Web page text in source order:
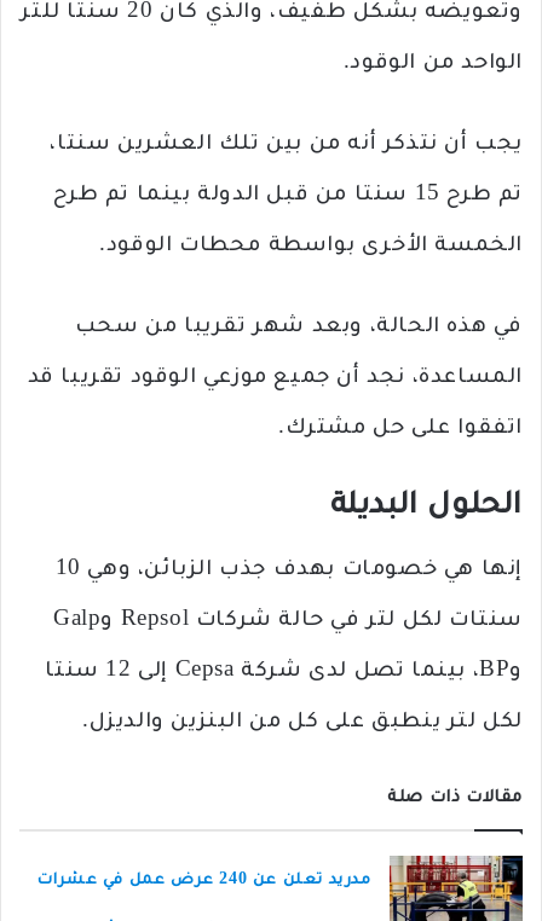
وتعويضه بشكل طفيف، والذي كان 20 سنتا للتر
الواحد من الوقود.
يجب أن نتذكر أنه من بين تلك العشرين سنتا،
تم طرح 15 سنتا من قبل الدولة بينما تم طرح
الخمسة الأخرى بواسطة محطات الوقود.
في هذه الحالة، وبعد شهر تقريبا من سحب
المساعدة، نجد أن جميع موزعي الوقود تقريبا قد
اتفقوا على حل مشترك.
الحلول البديلة
إنها هي خصومات بهدف جذب الزبائن، وهي 10
سنتات لكل لتر في حالة شركات Repsol وGalp
وBP، بينما تصل لدى شركة Cepsa إلى 12 سنتا
لكل لتر ينطبق على كل من البنزين والديزل.
مقالات ذات صلة
مدريد تعلن عن 240 عرض عمل في عشرات